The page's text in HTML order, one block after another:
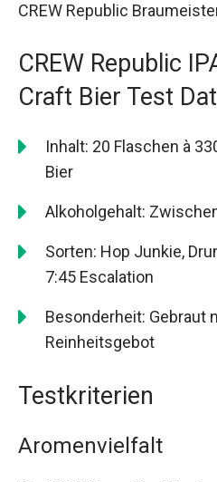
CREW Republic
CREW Republic
Craft Bier Test
Inhalt: 20 Flaschen à
Bier
Alkoholgehalt:
Sorten: Hop Junkie,
7:45 Escalation
Besonderheit: Gebraut
Reinheitsgebot
Testkriterien
Aromenvielfalt